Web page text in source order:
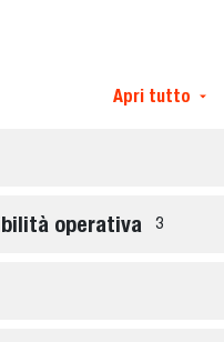
Apri tutto
operativa 3